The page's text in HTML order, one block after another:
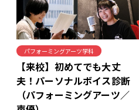
パフォーミングアーツ学科
【来校】初めてでも大丈
夫！パーソナルボイス診断
（パフォーミングアーツ／